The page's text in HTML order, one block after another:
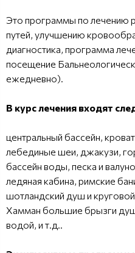
Это программы по лечению
путей, улучшению
диагностика, программа
посещение
ежедневно).
В курс лечения входят
центральный бассейн,
лебединые шеи, джакузи,
бассейн воды, песка и
ледяная кабина, римские
шотландский душ и
Хамман большие брызги
водой, и т.д..